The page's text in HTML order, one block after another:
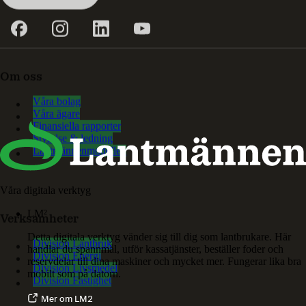
Våra digitala verktyg
LM²
Detta digitala verktyg vänder sig till dig som lantbrukare. Här
handlar du spannmål, utför kassatjänster, beställer foder och
reservdelar till dina maskiner och mycket mer. Fungerar lika bra
mobilt som på datorn.
Mer om LM2
Om oss
Våra bolag
Våra ägare
Finansiella rapporter
Styrelse & ledning
Lantmännenmodellen
Verksamheter
Division Lantbruk
Division Energi
Division Livsmedel
Division Fastighet